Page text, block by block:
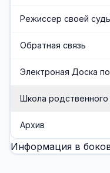
Режиссер своей
Обратная связь
Электроная Доска
Школа родственного
Школа
Занятия
Архив
Информация в